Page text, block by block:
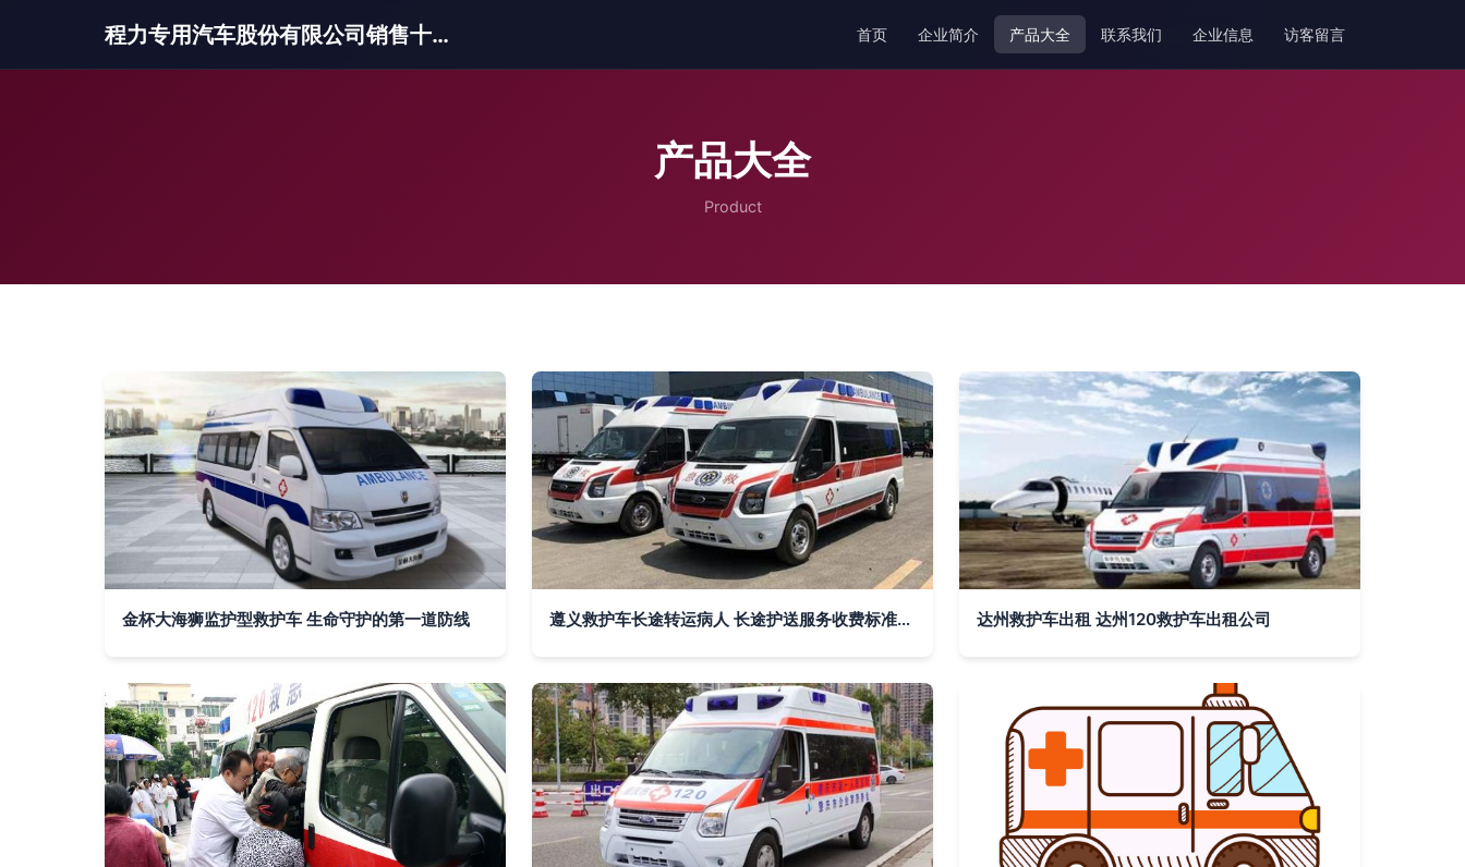
程力专用汽车股份有限公司销售十三分公司 首页 企业简介 产品大全 联系我们 企业信息 访客留言
产品大全
Product
金杯大海狮监护型救护车 生命守护的第一道防线 遵义救护车长途转运病人 长途护送服务收费标准详解 达州救护车出租 达州120救护车出租公司